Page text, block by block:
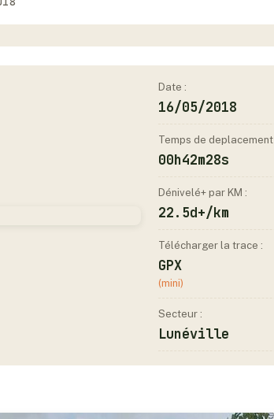
Date :
16/05/2018
Temps de deplacement
00h42m28s
Dénivelé+ par KM :
22.5d+/km
Télécharger la trace :
GPX
(mini)
Secteur :
Lunéville